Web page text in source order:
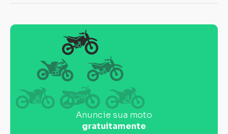
Anuncie sua moto
gratuitamente